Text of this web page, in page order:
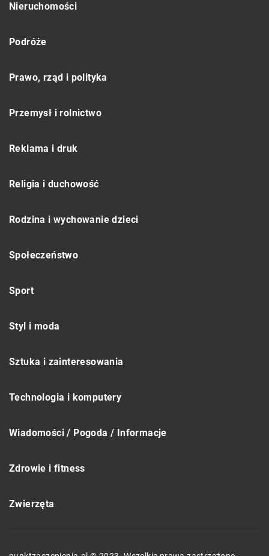
Nieruchomości
Podróże
Prawo, rząd i polityka
Przemysł i rolnictwo
Reklama i druk
Religia i duchowość
Rodzina i wychowanie dzieci
Społeczeństwo
Sport
Styl i moda
Sztuka i zainteresowania
Technologia i komputery
Wiadomości / Pogoda / Informacje
Zdrowie i fitness
Zwierzęta